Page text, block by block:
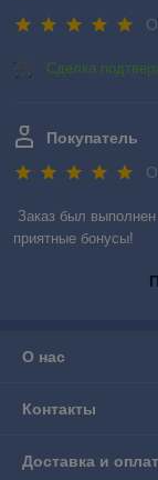
Сделка
Покупатель
Заказ был
приятные бонусы!
О нас
Контакты
Доставка и